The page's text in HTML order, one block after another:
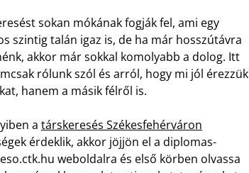
sokan mókának fogják fel, ami egy
szintig talán igaz is, de ha már hosszútávra
akkor már sokkal komolyabb a dolog. Itt
rólunk szól és arról, hogy mi jól érezzük
hanem a másik félről is.
a társkeresés Székesfehérváron
érdeklik, akkor jöjjön el a diplomas-
weboldalra és első körben olvassa